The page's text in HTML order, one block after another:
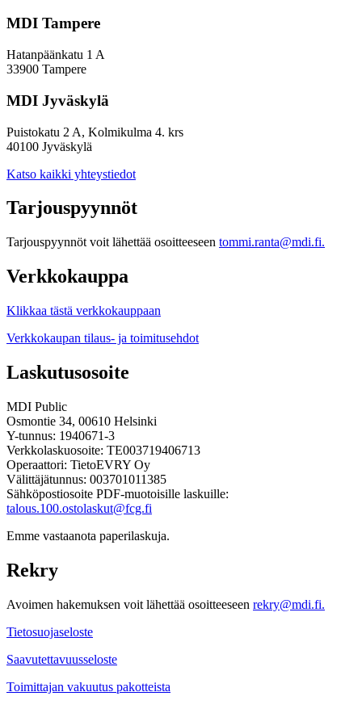
MDI Tampere
Hatanpäänkatu 1 A
33900 Tampere
MDI Jyväskylä
Puistokatu 2 A, Kolmikulma 4. krs
40100 Jyväskylä
Katso kaikki yhteystiedot
Tarjouspyynnöt
Tarjouspyynnöt voit lähettää osoitteeseen tommi.ranta@mdi.fi.
Verkkokauppa
Klikkaa tästä verkkokauppaan
Verkkokaupan tilaus- ja toimitusehdot
Laskutusosoite
MDI Public
Osmontie 34, 00610 Helsinki
Y-tunnus: 1940671-3
Verkkolaskuosoite: TE003719406713
Operaattori: TietoEVRY Oy
Välittäjätunnus: 003701011385
Sähköpostiosoite PDF-muotoisille laskuille:
talous.100.ostolaskut@fcg.fi
Emme vastaanota paperilaskuja.
Rekry
Avoimen hakemuksen voit lähettää osoitteeseen rekry@mdi.fi.
Tietosuojaseloste
Saavutettavuusseloste
Toimittajan vakuutus pakotteista